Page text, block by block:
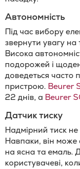
Автономність
Під час вибору
звернути увагу на
Висока
подорожей і
доведеться часто
пристрою. Beurer
22 днів, а Beurer
Датчик тиску
Надмірний тиск
Навпаки, він
на ясна та емаль.
користувачеві,